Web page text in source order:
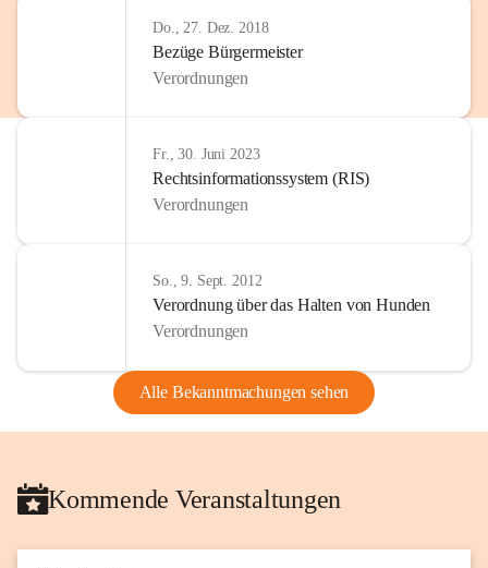
Do., 27. Dez. 2018
Bezüge Bürgermeister
Verordnungen
Fr., 30. Juni 2023
Rechtsinformationssystem (RIS)
Verordnungen
So., 9. Sept. 2012
Verordnung über das Halten von Hunden
Verordnungen
Alle Bekanntmachungen sehen
Kommende Veranstaltungen